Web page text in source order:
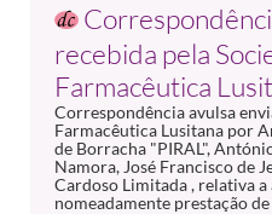
recebida pela
Farmacêutica
Correspondência avulsa
Farmacêutica Lusitana por
de Borracha "PIRAL",
Namora, José Francisco de
Cardoso Limitada , relativa a
nomeadamente prestação